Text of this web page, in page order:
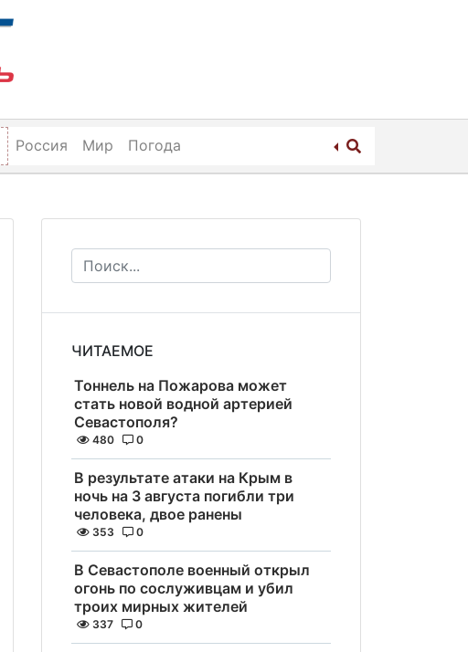
Россия Мир Погода
ЧИТАЕМОЕ
Тоннель на Пожарова может
стать новой водной артерией
Севастополя?
480 0
В результате атаки на Крым в
ночь на 3 августа погибли три
человека, двое ранены
353 0
В Севастополе военный открыл
огонь по сослуживцам и убил
троих мирных жителей
337 0